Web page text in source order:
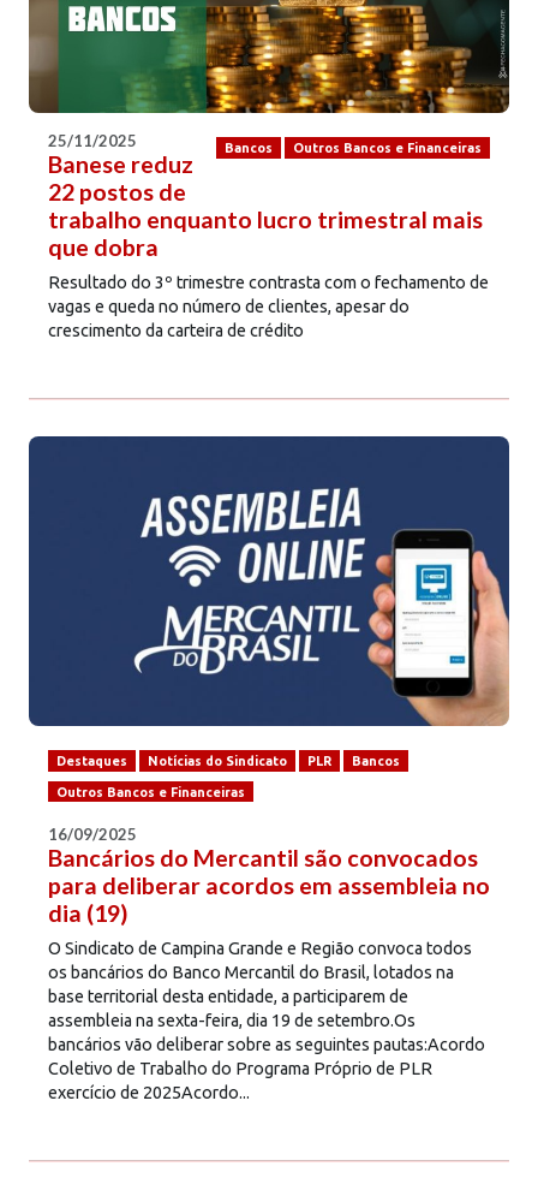
Bancos Outros Bancos e Financeiras
25/11/2025
Banese reduz
22 postos de
trabalho enquanto lucro trimestral mais
que dobra
Resultado do 3º trimestre contrasta com o fechamento de
vagas e queda no número de clientes, apesar do
crescimento da carteira de crédito
Destaques Notícias do Sindicato PLR Bancos
Outros Bancos e Financeiras
16/09/2025
Bancários do Mercantil são convocados
para deliberar acordos em assembleia no
dia (19)
O Sindicato de Campina Grande e Região convoca todos
os bancários do Banco Mercantil do Brasil, lotados na
base territorial desta entidade, a participarem de
assembleia na sexta-feira, dia 19 de setembro.Os
bancários vão deliberar sobre as seguintes pautas:Acordo
Coletivo de Trabalho do Programa Próprio de PLR
exercício de 2025Acordo...